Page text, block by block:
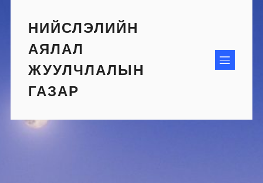
contentНИЙСЛЭЛИЙН
АЯЛАЛ
ЖУУЛЧЛАЛЫН
ГАЗАР